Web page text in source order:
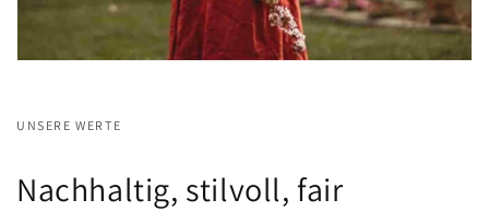
UNSERE WERTE
Nachhaltig, stilvoll, fair